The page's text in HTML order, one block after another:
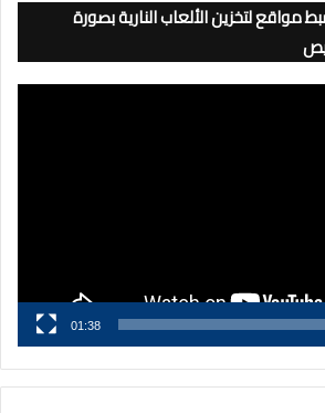
لتخزين الألعاب النارية بصورة
01:38